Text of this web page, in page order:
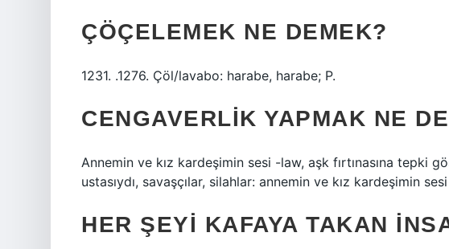
ÇÖÇELEMEK NE DEMEK?
1231. .1276. Çöl/lavabo: harabe, harabe; P.
CENGAVERLIK YAPMAK NE
Annemin ve kız kardeşimin sesi -law, aşk fırtınasına tepki
ustasıydı, savaşçılar, silahlar: annemin ve kız kardeşimin
HER ŞEYI KAFAYA TAKAN